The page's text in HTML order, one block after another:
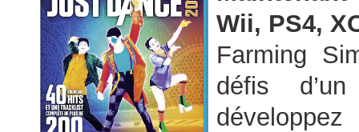
Wii, PS4,
Farming
défis